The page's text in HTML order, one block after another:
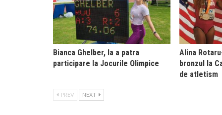
Bianca Ghelber, la a patra
participare la Jocurile Olimpice
Alina
bronzul la
de atletism
PREV NEXT